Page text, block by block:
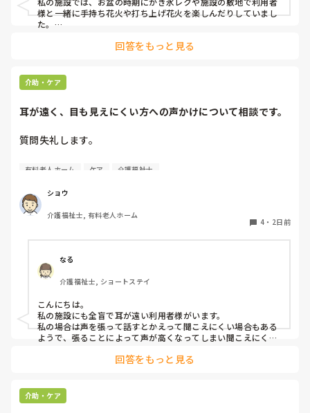
様と一緒に手持ち花火や打ち上げ花火を楽しんだりしていまし
た。
利用者様にとっても良い経験にもなりますね！
回答をもっと見る
介助・ケア
耳が遠く、目も見えにくい方への声かけについて相談です。
質問失礼します。
耳が遠く、目もあまり見えていない利用者様への声かけにつ
現在、私は「大きな声で、ゆっくり耳元でお話しする」とい
う方法で対応しています。
聞き取れると安心していただける方なので何とか理解しても
かり、痛めてしまうことがあります。
みなさんの職場で、このような方と関わる際に工夫している
ことや、喉に負担をかけずに意思疎通ができる良い方法など
よろしくお願いします。
有料老人ホーム ケア 介護福祉士
ショウ
介護福祉士, 有料老人ホーム
4 ・ 2日前
なる
介護福祉士, ショートステイ
こんにちは。
私の施設にも全盲で耳が遠い利用者様がいます。
私の場合は声を張って話すとかえって聞こえにくい場合もある
ようで、張ることによって声が高くなってしまい聞こえにくい
回答をもっと見る
介助・ケア